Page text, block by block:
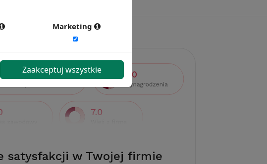
satysfakcji w Twojej firmie
Marketing
Zaakceptuj wszystkie